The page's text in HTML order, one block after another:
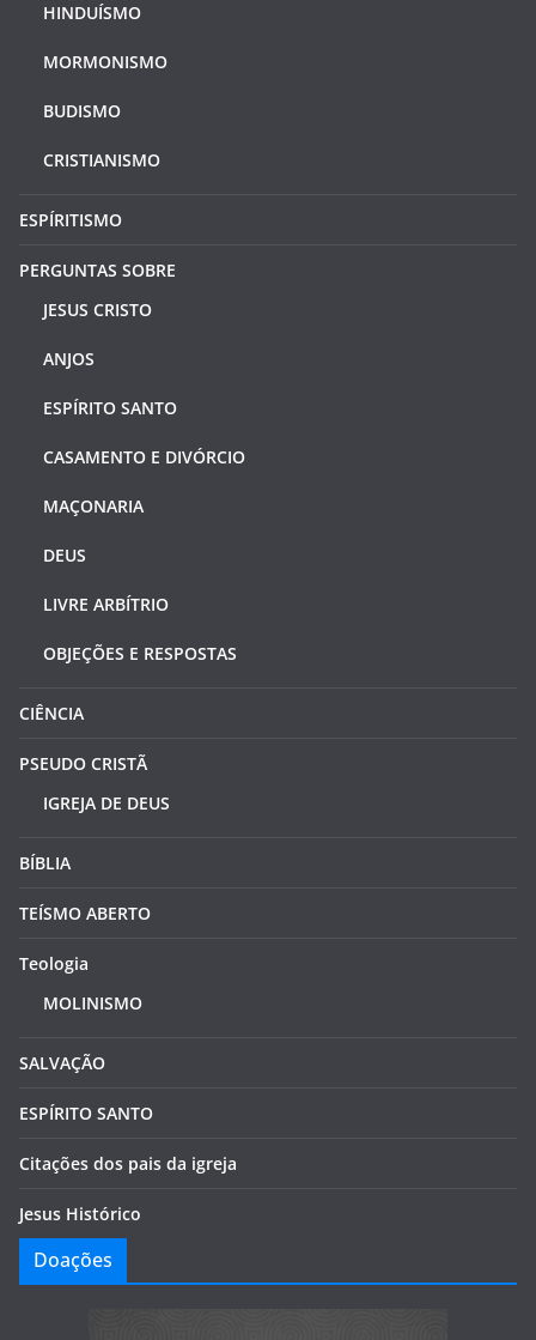
HINDUÍSMO
MORMONISMO
BUDISMO
CRISTIANISMO
ESPÍRITISMO
PERGUNTAS SOBRE
JESUS CRISTO
ANJOS
ESPÍRITO SANTO
CASAMENTO E DIVÓRCIO
MAÇONARIA
DEUS
LIVRE ARBÍTRIO
OBJEÇÕES E RESPOSTAS
CIÊNCIA
PSEUDO CRISTÃ
IGREJA DE DEUS
BÍBLIA
TEÍSMO ABERTO
Teologia
MOLINISMO
SALVAÇÃO
ESPÍRITO SANTO
Citações dos pais da igreja
Jesus Histórico
Doações